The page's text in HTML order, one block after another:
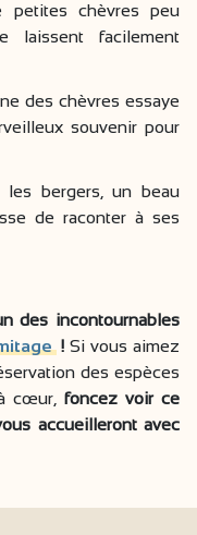
petites chèvres peu
laissent facilement
des chèvres essaye
souvenir pour
les bergers, un beau
de raconter à ses
des incontournables
!Si vous aimez
des espèces
cœur, foncez voir ce
accueilleront avec